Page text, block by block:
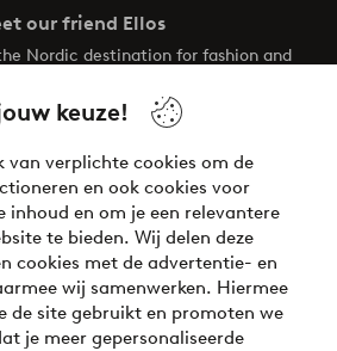
keuze!
van verplichte cookies om de
en ook cookies voor
inhoud en om je een relevantere
te bieden. Wij delen deze
cookies met de advertentie- en
wij samenwerken. Hiermee
de site gebruikt en promoten we
je meer gepersonaliseerde
our friend Ellos
Nordic destination for fashion and
next inspiring look is here!
- Nu betalen of opsplitsen
over onze betaalopties?